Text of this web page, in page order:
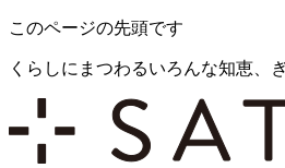
このページの先頭です
くらしにまつわるいろんな知恵、